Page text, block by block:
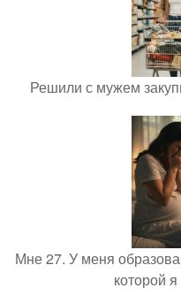
Решили с мужем
Мне 27. У меня
которой